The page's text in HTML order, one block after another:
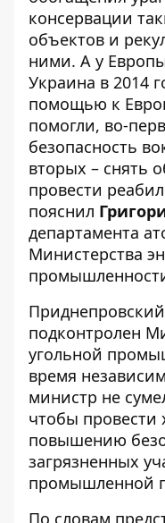
консервации
объектов и
ними. А у
Украина в 2014
помощью к
помогли, во-
безопасность
вторых – снять
провести
пояснил
департамента
Министерства
подконтролен
угольной
время
министр не
чтобы провести
повышению
загрязненных
промышленной
По словам